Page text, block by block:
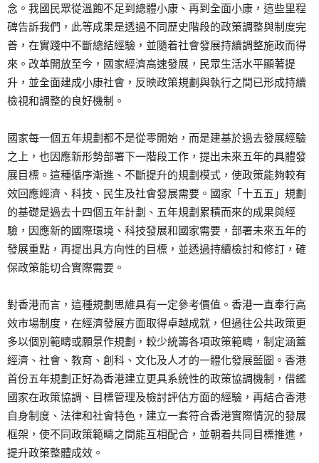
念。我國民眾從溫飽不足到總體小康、再到全面小康，這些里程
碑告訴我們，此等成果是透過不同歷史階段的政策調整與制度完
善，在實踐中不斷總結經驗，並隨着社會發展持續調整施政而得
來。改革開放至今，國家經濟高速發展，民眾生活水平顯著提
升，並全面建成小康社會，反映政策規劃與執行之間已形成持續
檢視和調整的良好機制。
國家每一個五年規劃都不是從零開始，而是建基於過去發展經驗
之上，也因應新形勢部署下一階段工作，提出未來五年的具體發
展目標。這種循序漸進、不斷提升的規劃模式，使政策能夠較有
效回應經濟、科技、民生及社會發展需要。國家「十五五」規劃
的基礎是過去十四個五年計劃、五年規劃累積而來的成果與經
驗，因應新的國際環境、科技發展和國家需要，部署未來五年的
發展重點，再提出具方向性的目標，並透過持續檢討和修訂，確
保政策能切合實際需要。
對香港而言，這種規劃思維具有一定參考價值。香港一直奉行高
效市場制度，在經濟發展方面取得卓越成就，但過往公共政策更
多以個別範疇或願景作規劃，較少統籌各項政策範疇，制定涵蓋
經濟、社會、教育、創科、文化及人才的一體化發展藍圖。香港
首份五年規劃正好為香港建立更具系統性的政策協調機制，借鑑
國家在政策協調、目標管理及檢討評估方面的經驗，再結合香港
自身制度、法律和社會特色，建立一套符合香港實際情況的發展
框架，使不同政策範疇之間能互相配合，並朝着共同目標推進，
提升政策整體成效。